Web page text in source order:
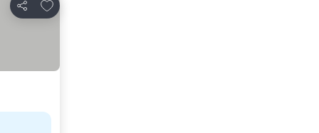
공유
즐겨찾기에 추가